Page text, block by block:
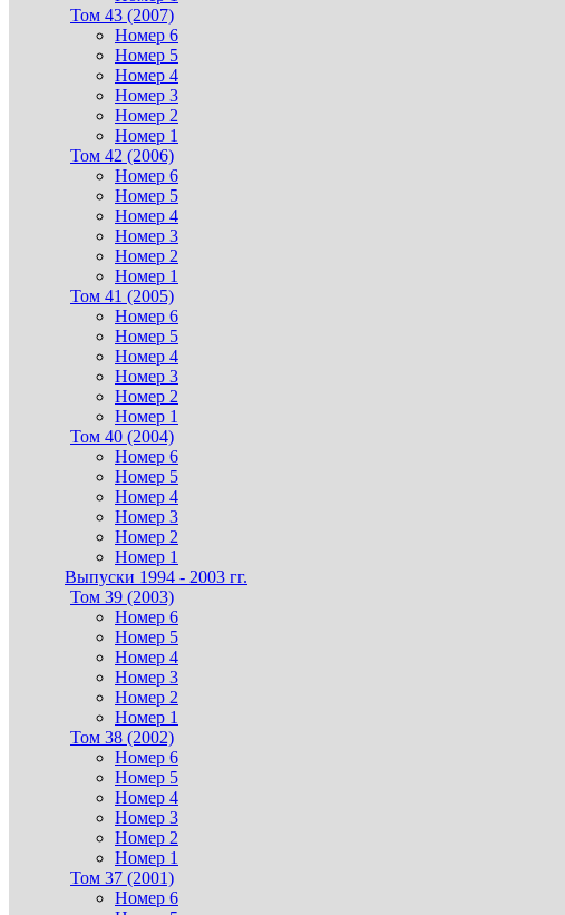
Том 43 (2007)
Номер 6
Номер 5
Номер 4
Номер 3
Номер 2
Номер 1
Том 42 (2006)
Номер 6
Номер 5
Номер 4
Номер 3
Номер 2
Номер 1
Том 41 (2005)
Номер 6
Номер 5
Номер 4
Номер 3
Номер 2
Номер 1
Том 40 (2004)
Номер 6
Номер 5
Номер 4
Номер 3
Номер 2
Номер 1
Выпуски 1994 - 2003 гг.
Том 39 (2003)
Номер 6
Номер 5
Номер 4
Номер 3
Номер 2
Номер 1
Том 38 (2002)
Номер 6
Номер 5
Номер 4
Номер 3
Номер 2
Номер 1
Том 37 (2001)
Номер 6